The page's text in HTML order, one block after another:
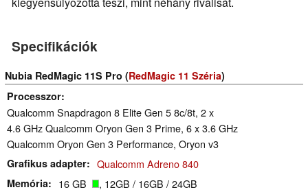
Specifikációk
Nubia RedMagic 11S Pro (RedMagic 11 Széria)
Processzor
Qualcomm Snapdragon 8 Elite Gen 5 8c/8t, 2 x
4.6 GHz Qualcomm Oryon Gen 3 Prime, 6 x 3.6 GHz
Qualcomm Oryon Gen 3 Performance, Oryon v3
Grafikus adapter Qualcomm Adreno 840
Memória 16 GB , 12GB / 16GB / 24GB